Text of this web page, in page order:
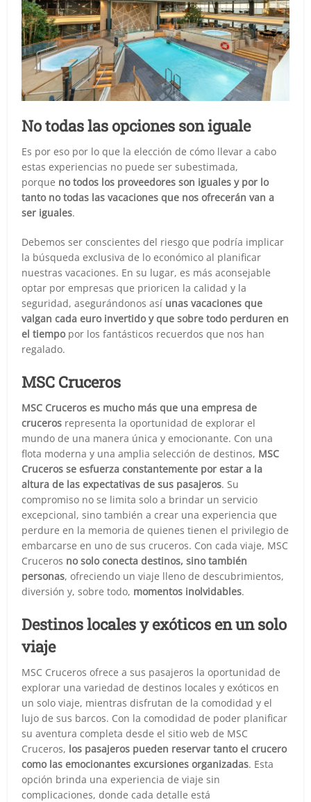
No todas las opciones son iguale
Es por eso por lo que la elección de cómo llevar a cabo
estas experiencias no puede ser subestimada,
porque no todos los proveedores son iguales y por lo
tanto no todas las vacaciones que nos ofrecerán van a
ser iguales.
Debemos ser conscientes del riesgo que podría implicar
la búsqueda exclusiva de lo económico al planificar
nuestras vacaciones. En su lugar, es más aconsejable
optar por empresas que prioricen la calidad y la
seguridad, asegurándonos así unas vacaciones que
valgan cada euro invertido y que sobre todo perduren en
el tiempopor los fantásticos recuerdos que nos han
regalado.
MSC Cruceros
MSC Cruceros es mucho más que una empresa de
cruceros representa la oportunidad de explorar el
mundo de una manera única y emocionante. Con una
flota moderna y una amplia selección de destinos, MSC
Cruceros se esfuerza constantemente por estar a la
altura de las expectativas de sus pasajeros. Su
compromiso no se limita solo a brindar un servicio
excepcional, sino también a crear una experiencia que
perdure en la memoria de quienes tienen el privilegio de
embarcarse en uno de sus cruceros. Con cada viaje, MSC
Cruceros no solo conecta destinos, sino también
personas, ofreciendo un viaje lleno de descubrimientos,
diversión y, sobre todo, momentos inolvidables.
Destinos locales y exóticos en un solo
viaje
MSC Cruceros ofrece a sus pasajeros la oportunidad de
explorar una variedad de destinos locales y exóticos en
un solo viaje, mientras disfrutan de la comodidad y el
lujo de sus barcos. Con la comodidad de poder planificar
su aventura completa desde el sitio web de MSC
Cruceros, los pasajeros pueden reservar tanto el crucero
como las emocionantes excursiones organizadas. Esta
opción brinda una experiencia de viaje sin
complicaciones, donde cada detalle está